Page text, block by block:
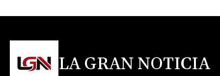
LA GRAN NOTICIA